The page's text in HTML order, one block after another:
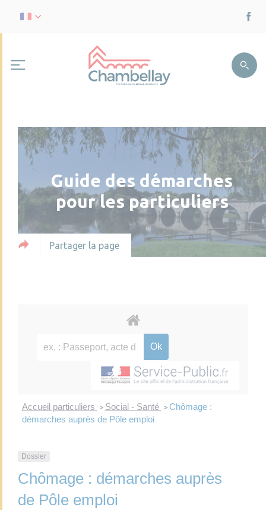
Guide des démarches
pour les particuliers
Partager la page
Accueil particuliers > Social - Santé > Chômage :
démarches auprès de Pôle emploi
Dossier
Chômage : démarches auprès
de Pôle emploi